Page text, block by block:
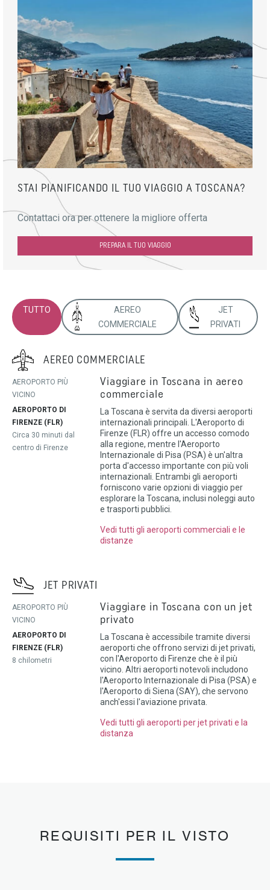
STAI PIANIFICANDO IL TUO VIAGGIO A TOSCANA?
Contattaci ora per ottenere la migliore offerta
PREPARA IL TUO VIAGGIO
TUTTO
AEREO
COMMERCIALE
JET
PRIVATI
AEREO COMMERCIALE
AEROPORTO PIÙ
VICINO
AEROPORTO DI
FIRENZE (FLR)
Circa 30 minuti dal
centro di Firenze
Viaggiare in Toscana in aereo
commerciale
La Toscana è servita da diversi aeroporti
internazionali principali. L'Aeroporto di
Firenze (FLR) offre un accesso comodo
alla regione, mentre l'Aeroporto
Internazionale di Pisa (PSA) è un'altra
porta d'accesso importante con più voli
internazionali. Entrambi gli aeroporti
forniscono varie opzioni di viaggio per
esplorare la Toscana, inclusi noleggi auto
e trasporti pubblici.
Vedi tutti gli aeroporti commerciali e le
distanze
JET PRIVATI
AEROPORTO PIÙ
VICINO
AEROPORTO DI
FIRENZE (FLR)
8 chilometri
Viaggiare in Toscana con un jet
privato
La Toscana è accessibile tramite diversi
aeroporti che offrono servizi di jet privati,
con l'Aeroporto di Firenze che è il più
vicino. Altri aeroporti notevoli includono
l'Aeroporto Internazionale di Pisa (PSA) e
l'Aeroporto di Siena (SAY), che servono
anch'essi l'aviazione privata.
Vedi tutti gli aeroporti per jet privati e la
distanza
REQUISITI PER IL VISTO